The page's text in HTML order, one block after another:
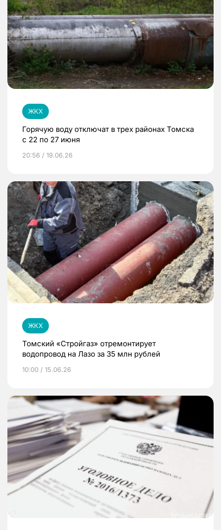
ЖКХ
Горячую воду отключат в трех районах Томска
с 22 по 27 июня
20:56 / 19.06.26
ЖКХ
Томский «Стройгаз» отремонтирует
водопровод на Лазо за 35 млн рублей
10:00 / 15.06.26